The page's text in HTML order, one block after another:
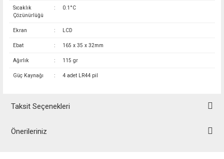
Sıcaklık
Çözünürlüğü
: 0.1°C
Ekran : LCD
Ebat : 165 x 35 x 32mm
Ağırlık : 115 gr
Güç Kaynağı : 4 adet LR44 pil
Taksit Seçenekleri
Önerileriniz